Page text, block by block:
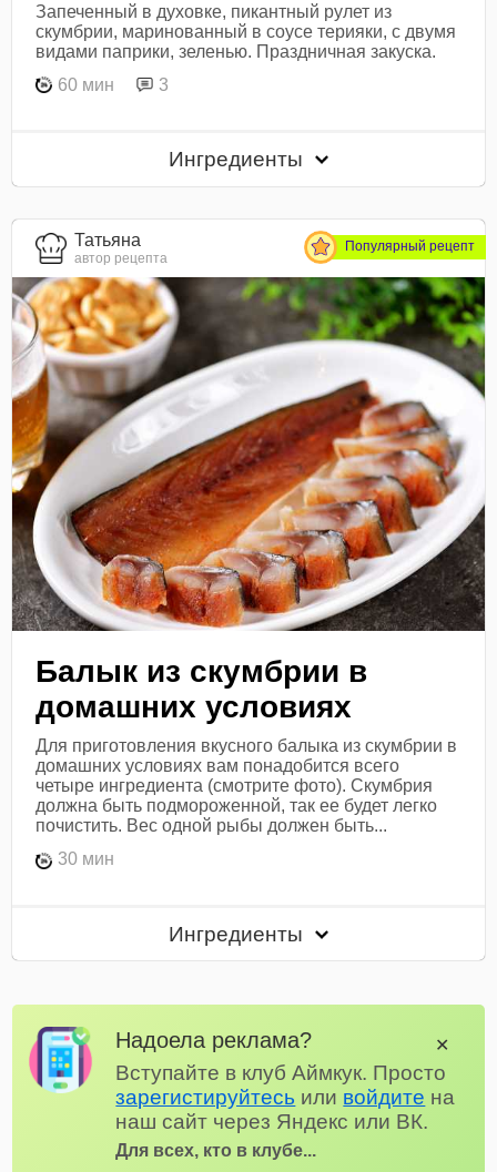
Запеченный в духовке, пикантный рулет из
скумбрии, маринованный в соусе терияки, с двумя
видами паприки, зеленью. Праздничная закуска.
60 мин
3
Ингредиенты
Татьяна
автор рецепта
Популярный рецепт
Балык из скумбрии в
домашних условиях
Для приготовления вкусного балыка из скумбрии в
домашних условиях вам понадобится всего
четыре ингредиента (смотрите фото). Скумбрия
должна быть подмороженной, так ее будет легко
почистить. Вес одной рыбы должен быть...
30 мин
Ингредиенты
Надоела реклама?
Вступайте в клуб Аймкук. Просто
зарегистируйтесь или войдите на
наш сайт через Яндекс или ВК.
Для всех, кто в клубе...
✕